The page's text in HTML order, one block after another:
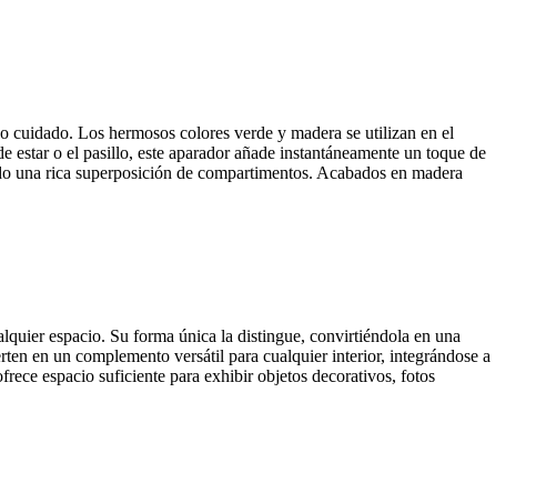
Los hermosos colores verde y madera se utilizan en el
o el pasillo, este aparador añade instantáneamente un toque de
una rica superposición de compartimentos. Acabados en madera
espacio. Su forma única la distingue, convirtiéndola en una
en un complemento versátil para cualquier interior, integrándose a
espacio suficiente para exhibir objetos decorativos, fotos